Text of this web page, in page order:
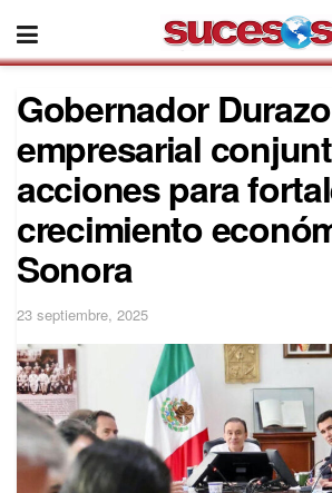
Gobernador
empresarial
acciones para
crecimiento
Sonora
23 septiembre, 2025